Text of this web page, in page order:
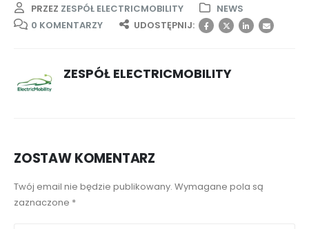
PRZEZ ZESPÓŁ ELECTRICMOBILITY
NEWS
0 KOMENTARZY
UDOSTĘPNIJ:
ZESPÓŁ ELECTRICMOBILITY
ZOSTAW KOMENTARZ
Twój email nie będzie publikowany. Wymagane pola są
zaznaczone *